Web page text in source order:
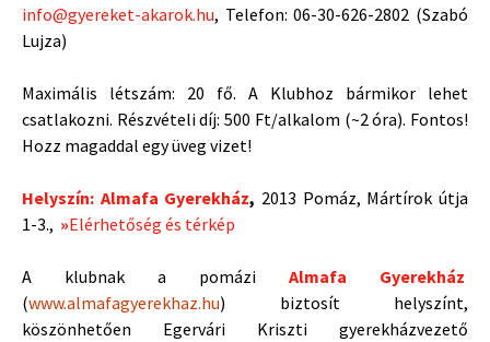
info@gyereket-akarok.hu, Telefon: 06-30-626-2802 (Szabó
Lujza)
Maximális létszám: 20 fő. A Klubhoz bármikor lehet
csatlakozni. Részvételi díj: 500 Ft/alkalom (~2 óra). Fontos!
Hozz magaddal egy üveg vizet!
Helyszín: Almafa Gyerekház, 2013 Pomáz, Mártírok útja
1-3., »Elérhetőség és térkép
A klubnak a pomázi Almafa Gyerekház
(www.almafagyerekhaz.hu) biztosít helyszínt,
köszönhetően Egervári Kriszti gyerekházvezető